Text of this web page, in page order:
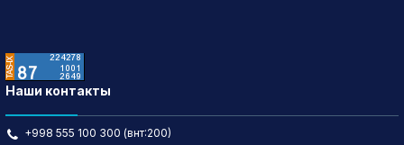
Наши контакты
+998 555 100 300 (внт:200)